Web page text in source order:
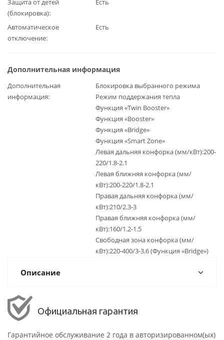
(блокировка)
Автоматическое
отключение
Есть
Дополнительная информация
Дополнительная
информация
Блокировка выбранного режима
Режим поддержания тепла
Функция «Twin Booster»
Функция «Booster»
Функция «Bridge»
Функция «Smart Zone»
Левая дальняя конфорка (мм/кВт):200-
220/1.8-2.1
Левая ближняя конфорка (мм/
кВт):200-220/1.8-2.1
Правая дальняя конфорка (мм/
кВт):210/2.3-3
Правая ближняя конфорка (мм/
кВт):160/1.2-1.5
Свободная зона конфорка (мм/
кВт):220-400/3-3.6 (Функция «Bridge»)
Описание
Официальная гарантия
Гарантийное обслуживание 2 года в авторизированном(ых)